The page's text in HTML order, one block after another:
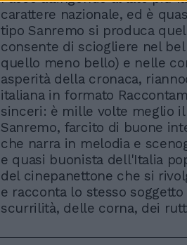
carattere nazionale, ed è
tipo Sanremo si produca
consente di sciogliere nel
quello meno bello) e nelle
asperità della cronaca,
italiana in formato
sinceri: è mille volte meglio
Sanremo, farcito di buone
che narra in melodia e
e quasi buonista dell'Italia
del cinepanettone che si
e racconta lo stesso
scurrilità, delle corna, dei